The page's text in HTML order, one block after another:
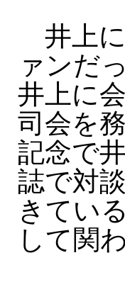
井上に
ァンだ
井上に
司会を
記念で
誌で対
きてい
して関